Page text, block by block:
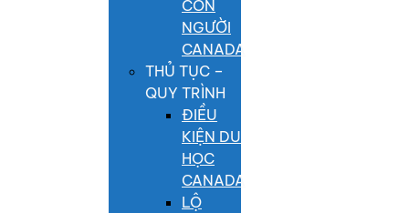
CON
NGƯỜI
CANADA
THỦ TỤC –
QUY TRÌNH
ĐIỀU
KIỆN DU
HỌC
CANADA
LỘ